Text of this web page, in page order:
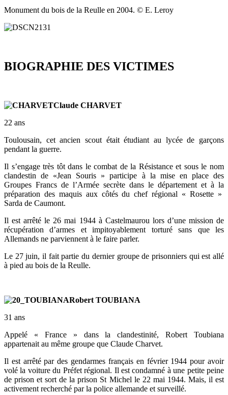
Monument du bois de la Reulle en 2004. © E. Leroy
BIOGRAPHIE DES VICTIMES
Claude CHARVET
22 ans
Toulousain, cet ancien scout était étudiant au lycée de garçons
pendant la guerre.
Il s’engage très tôt dans le combat de la Résistance et sous le nom
clandestin de «Jean Souris » participe à la mise en place des
Groupes Francs de l’Armée secrète dans le département et à la
préparation des maquis aux côtés du chef régional « Rosette »
Sarda de Caumont.
Il est arrêté le 26 mai 1944 à Castelmaurou lors d’une mission de
récupération d’armes et impitoyablement torturé sans que les
Allemands ne parviennent à le faire parler.
Le 27 juin, il fait partie du dernier groupe de prisonniers qui est allé
à pied au bois de la Reulle.
Robert TOUBIANA
31 ans
Appelé « France » dans la clandestinité, Robert Toubiana
appartenait au même groupe que Claude Charvet.
Il est arrêté par des gendarmes français en février 1944 pour avoir
volé la voiture du Préfet régional. Il est condamné à une petite peine
de prison et sort de la prison St Michel le 22 mai 1944. Mais, il est
activement recherché par la police allemande et surveillé.